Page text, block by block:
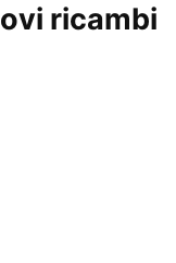
ricambi